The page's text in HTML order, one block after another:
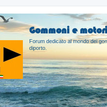
Gommoni e motori
Forum dedicato al mondo dei
diporto.